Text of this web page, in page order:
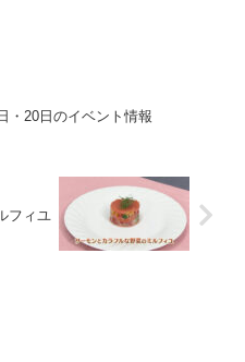
・20日のイベント情報
フィユ